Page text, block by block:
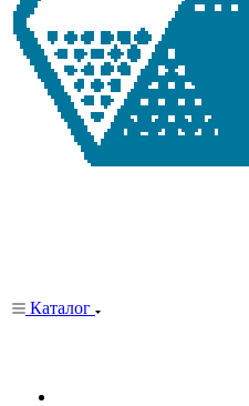
Каталог